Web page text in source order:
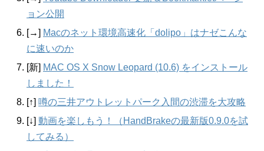
ョン公開
[→] Macのネット環境高速化「dolipo」はナゼこんな
に速いのか
[新] MAC OS X Snow Leopard (10.6) をインストール
しました！
[↑] 噂の三井アウトレットパーク入間の渋滞を大攻略
[↓] 動画を楽しもう！（HandBrakeの最新版0.9.0を試
してみる）